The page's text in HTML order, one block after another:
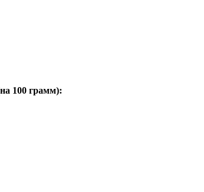
100 грамм):